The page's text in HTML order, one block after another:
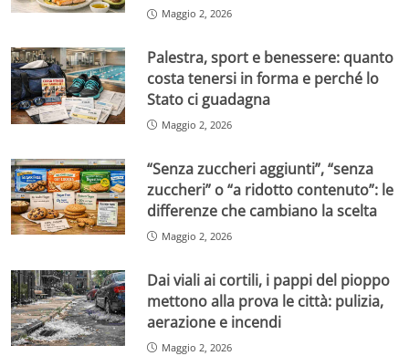
Maggio 2, 2026
Palestra, sport e benessere: quanto
costa tenersi in forma e perché lo
Stato ci guadagna
Maggio 2, 2026
“Senza zuccheri aggiunti”, “senza
zuccheri” o “a ridotto contenuto”: le
differenze che cambiano la scelta
Maggio 2, 2026
Dai viali ai cortili, i pappi del pioppo
mettono alla prova le città: pulizia,
aerazione e incendi
Maggio 2, 2026